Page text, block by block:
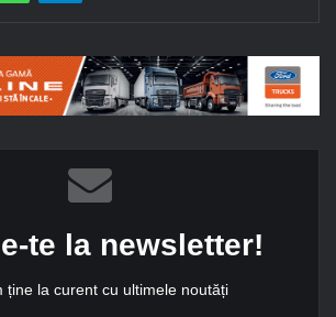
te la newsletter!
ține la curent cu ultimele noutăți